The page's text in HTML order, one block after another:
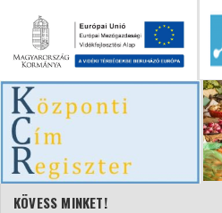
KÖVESS MINKET!